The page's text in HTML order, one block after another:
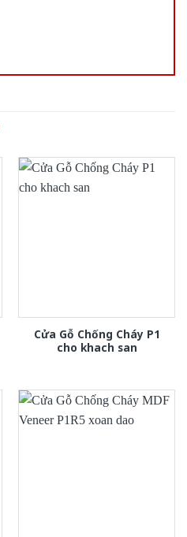
Cửa Gỗ Chống Cháy P1
cho khach san